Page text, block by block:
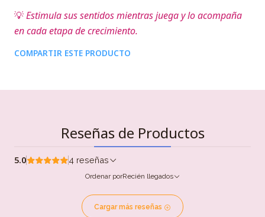
💡Estimula sus sentidos mientras juega y lo acompaña
en cada etapa de crecimiento.
COMPARTIR ESTE PRODUCTO
Reseñas de Productos
5.0 4 reseñas
Ordenar porRecién llegados
Cargar más reseñas